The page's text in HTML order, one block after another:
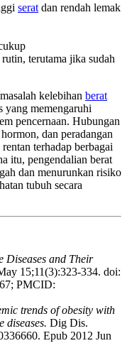
serat dan rendah lemak
terutama jika sudah
kelebihan berat
yang memengaruhi
pencernaan. Hubungan
dan peradangan
terhadap berbagai
itu, pengendalian berat
dan menurunkan risiko
tubuh secara
Diseases and Their
15;11(3):323-334. doi:
PMCID:
trends of obesity with
diseases. Dig Dis.
Epub 2012 Jun